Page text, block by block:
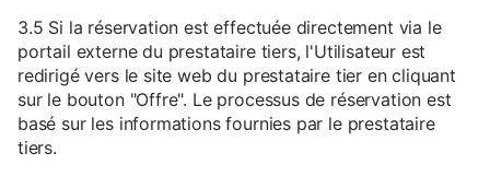
3.5 Si la réservation est effectuée directement via le
portail externe du prestataire tiers, l'Utilisateur est
redirigé vers le site web du prestataire tier en cliquant
sur le bouton "Offre". Le processus de réservation est
basé sur les informations fournies par le prestataire
tiers.